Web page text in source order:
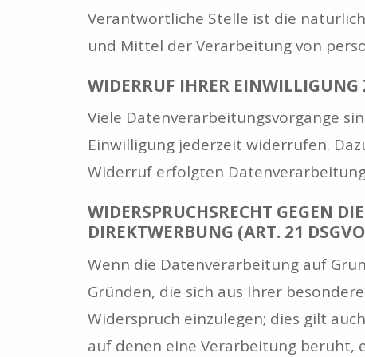
Verantwortliche Stelle ist die
und Mittel der Verarbeitung von
WIDERRUF IHRER
Viele Datenverarbeitungsvorgänge
Einwilligung jederzeit widerrufen.
Widerruf erfolgten
WIDERSPRUCHSRECHT GEGEN
DIREKTWERBUNG (ART. 21
Wenn die Datenverarbeitung auf
Gründen, die sich aus Ihrer
Widerspruch einzulegen; dies gilt
auf denen eine Verarbeitung beruht,